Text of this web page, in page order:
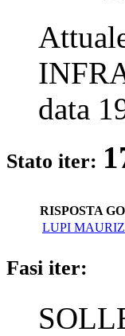
data
Stato iter:
RISPOSTA
LUPI
Fasi iter: